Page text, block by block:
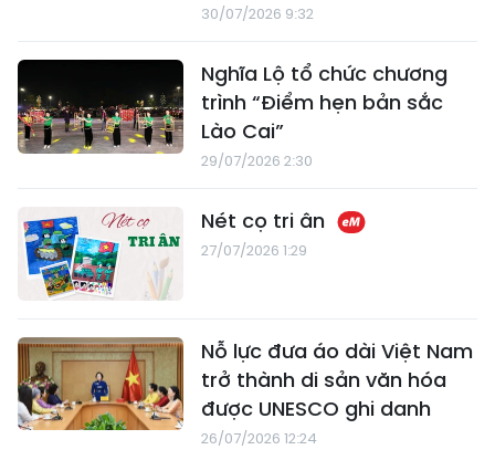
30/07/2026 9:32
Nghĩa Lộ tổ chức chương
trình “Điểm hẹn bản sắc
Lào Cai”
29/07/2026 2:30
Nét cọ tri ân
27/07/2026 1:29
Nỗ lực đưa áo dài Việt Nam
trở thành di sản văn hóa
được UNESCO ghi danh
26/07/2026 12:24